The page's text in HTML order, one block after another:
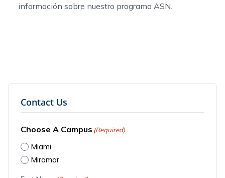
información sobre nuestro programa ASN
Contact Us
Choose A Campus (Required)
Miami
Miramar